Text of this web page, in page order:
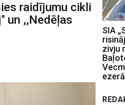
raidījumu cikli
un ,,Nedēļas
SIA
zivju